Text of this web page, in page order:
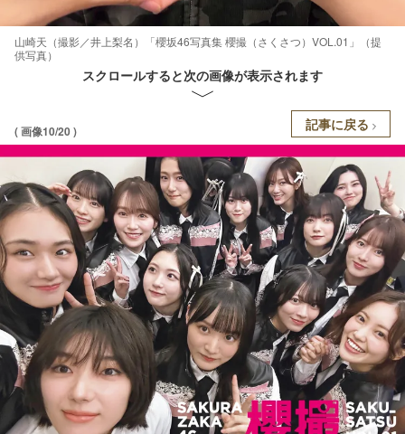
山崎天（撮影／井上梨名）「櫻坂46写真集 櫻撮（さくさつ）VOL.01」（提
供写真）
スクロールすると次の画像が表示されます
( 画像10/20 ) 記事に戻る